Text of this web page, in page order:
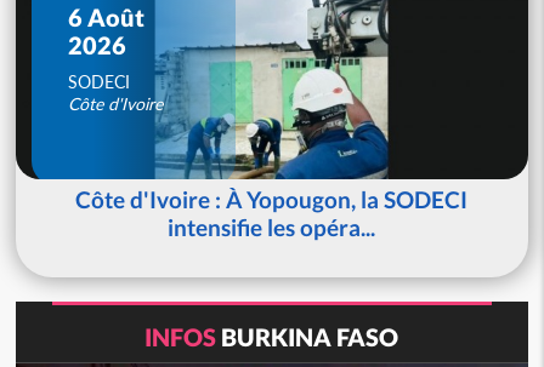
6 Août
2026
SODECI
Côte d'Ivoire
Côte d'Ivoire : À Yopougon, la SODECI
intensifie les opéra...
INFOS BURKINA FASO